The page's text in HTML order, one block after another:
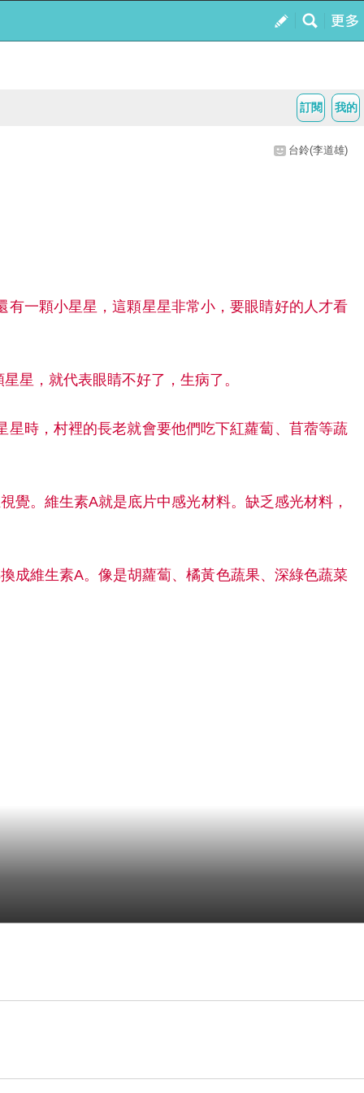
我的
訂閱
台鈴(李道雄)
一顆小星星，這顆星星非常小，要眼睛好的人才看
星，就代表眼睛不好了，生病了。
時，村裡的長老就會要他們吃下紅蘿蔔、苜蓿等蔬
覺。維生素A就是底片中感光材料。缺乏感光材料，
成維生素A。像是胡蘿蔔、橘黃色蔬果、深綠色蔬菜